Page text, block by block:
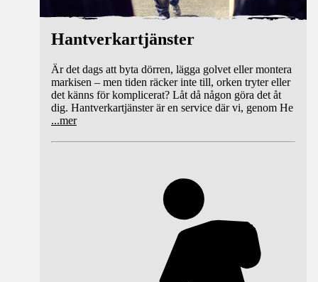
Hantverkartjänster
Är det dags att byta dörren, lägga golvet eller montera
markisen – men tiden räcker inte till, orken tryter eller
det känns för komplicerat? Låt då någon göra det åt
dig. Hantverkartjänster är en service där vi, genom He
...mer